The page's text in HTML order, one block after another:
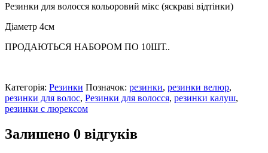
Резинки для волосся кольоровий мікс (яскраві відтінки)
Діаметр 4см
ПРОДАЮТЬСЯ НАБОРОМ ПО 10ШТ..
Категорія: Резинки Позначок: резинки, резинки велюр,
резинки для волос, Резинки для волосся, резинки калуш,
резинки с люрексом
Залишено 0 відгуків